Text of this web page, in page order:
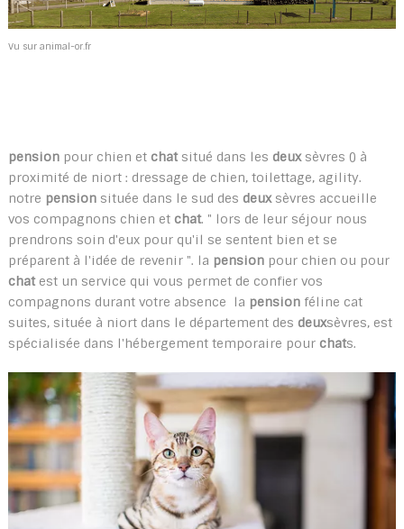
Vu sur animal-or.fr
pensionpour chien et chatsitué dans les deuxsèvres () à
proximité de niort : dressage de chien, toilettage, agility.
notre pensionsituée dans le sud des deuxsèvres accueille
vos compagnons chien et chat. " lors de leur séjour nous
prendrons soin d'eux pour qu'il se sentent bien et se
préparent à l'idée de revenir ". la pensionpour chien ou pour
chatest un service qui vous permet de confier vos
compagnons durant votre absence la pensionféline cat
suites, située à niort dans le département des deuxsèvres, est
spécialisée dans l'hébergement temporaire pour chats.